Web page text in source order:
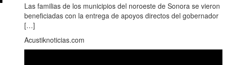
Las familias de los municipios del noroeste de Sonora se vieron
beneficiadas con la entrega de apoyos directos del gobernador
[…]
Acustiknoticias.com